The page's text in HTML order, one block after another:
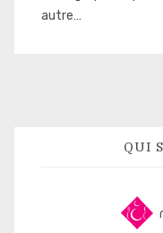
autre…
QUI